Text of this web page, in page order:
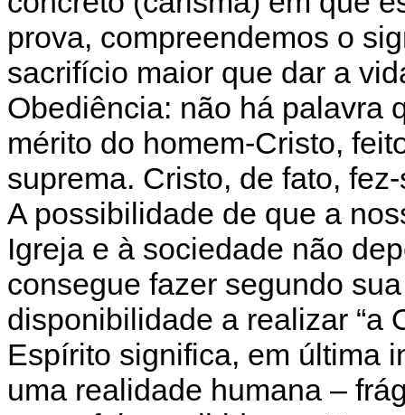
prova, compreendemos o
sacrifício maior que dar a
Obediência: não há palavra
mérito do homem-Cristo,
suprema. Cristo, de fato,
A possibilidade de que a
Igreja e à sociedade não
consegue fazer segundo
disponibilidade a realizar “a
Espírito significa, em última
uma realidade humana –